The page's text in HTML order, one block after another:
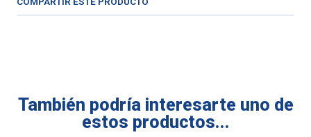
También podría interesarte uno de
estos productos...